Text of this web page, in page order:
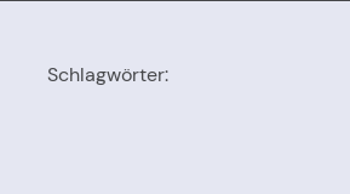
Schlagwörter: